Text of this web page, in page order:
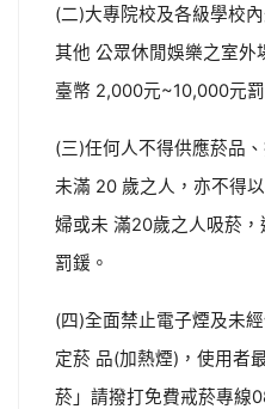
(二)大專院校及各級學校
其他 公眾休閒娛樂之室外
臺幤 2,000元~10,000元罰
(三)任何人不得供應菸品
未滿 20 歲之人，亦不得
婦或未 滿20歲之人吸菸
罰鍰。
(四)全面禁止電子煙及未
定菸 品(加熱煙)，使用者
菸」請撥打免費戒菸專線